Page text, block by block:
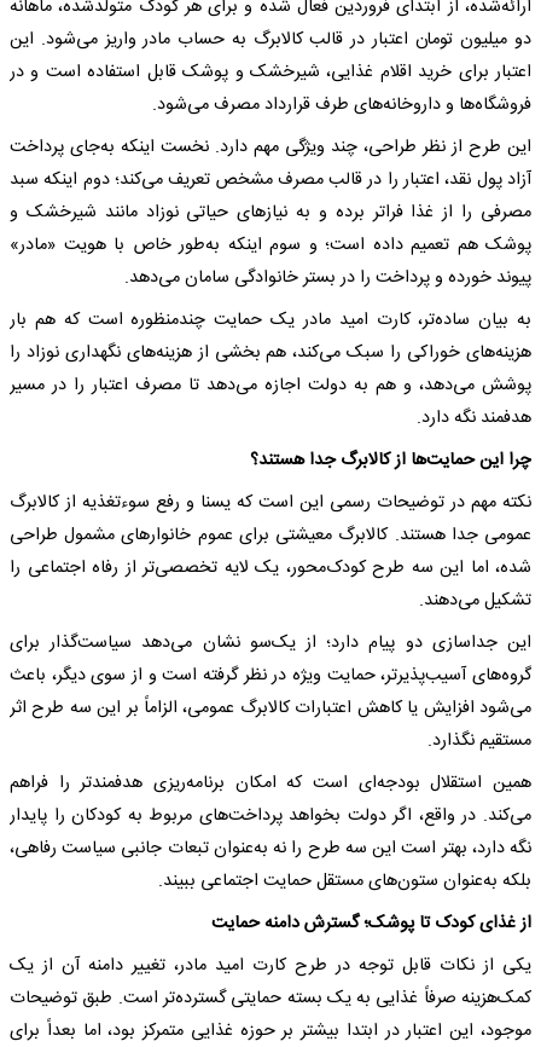
ارائه‌شده، از ابتدای فروردین فعال شده و برای هر کودک متولدشده، ماهانه
دو میلیون تومان اعتبار در قالب کالابرگ به حساب مادر واریز می‌شود. این
اعتبار برای خرید اقلام غذایی، شیرخشک و پوشک قابل استفاده است و در
فروشگاه‌ها و داروخانه‌های طرف قرارداد مصرف می‌شود.
این طرح از نظر طراحی، چند ویژگی مهم دارد. نخست اینکه به‌جای پرداخت
آزاد پول نقد، اعتبار را در قالب مصرف مشخص تعریف می‌کند؛ دوم اینکه سبد
مصرفی را از غذا فراتر برده و به نیازهای حیاتی نوزاد مانند شیرخشک و
پوشک هم تعمیم داده است؛ و سوم اینکه به‌طور خاص با هویت «مادر»
پیوند خورده و پرداخت را در بستر خانوادگی سامان می‌دهد.
به بیان ساده‌تر، کارت امید مادر یک حمایت چندمنظوره است که هم بار
هزینه‌های خوراکی را سبک می‌کند، هم بخشی از هزینه‌های نگهداری نوزاد را
پوشش می‌دهد، و هم به دولت اجازه می‌دهد تا مصرف اعتبار را در مسیر
هدفمند نگه دارد.
چرا این حمایت‌ها از کالابرگ جدا هستند؟
نکته مهم در توضیحات رسمی این است که یسنا و رفع سوءتغذیه از کالابرگ
عمومی جدا هستند. کالابرگ معیشتی برای عموم خانوارهای مشمول طراحی
شده، اما این سه طرح کودک‌محور، یک لایه تخصصی‌تر از رفاه اجتماعی را
تشکیل می‌دهند.
این جداسازی دو پیام دارد؛ از یک‌سو نشان می‌دهد سیاست‌گذار برای
گروه‌های آسیب‌پذیرتر، حمایت ویژه در نظر گرفته است و از سوی دیگر، باعث
می‌شود افزایش یا کاهش اعتبارات کالابرگ عمومی، الزاماً بر این سه طرح اثر
مستقیم نگذارد.
همین استقلال بودجه‌ای است که امکان برنامه‌ریزی هدفمندتر را فراهم
می‌کند. در واقع، اگر دولت بخواهد پرداخت‌های مربوط به کودکان را پایدار
نگه دارد، بهتر است این سه طرح را نه به‌عنوان تبعات جانبی سیاست رفاهی،
بلکه به‌عنوان ستون‌های مستقل حمایت اجتماعی ببیند.
از غذای کودک تا پوشک؛ گسترش دامنه حمایت
یکی از نکات قابل توجه در طرح کارت امید مادر، تغییر دامنه آن از یک
کمک‌هزینه صرفاً غذایی به یک بسته حمایتی گسترده‌تر است. طبق توضیحات
موجود، این اعتبار در ابتدا بیشتر بر حوزه غذایی متمرکز بود، اما بعداً برای